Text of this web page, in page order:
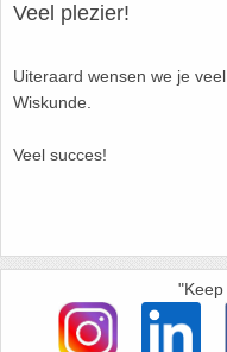
Veel plezier!
Uiteraard wensen we je
Wiskunde.
Veel succes!
25. Oppervlakte trapezium
26. Pi
29. Romeinse cijfers
30. Sinus